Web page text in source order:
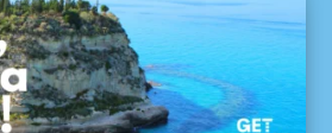
il mio nome ed e-mail*
alla
ed e-mail per consentire di